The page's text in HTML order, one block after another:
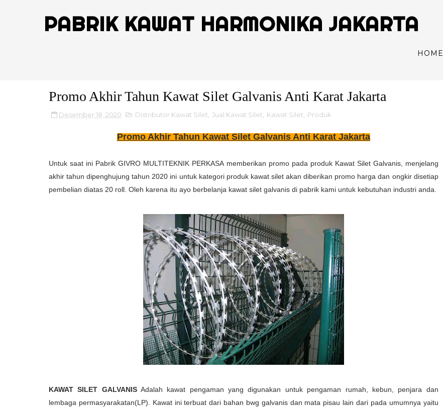
PABRIK KAWAT HARMONIKA JAKARTA
HOME
Promo Akhir Tahun Kawat Silet Galvanis Anti Karat Jakarta
Desember 18, 2020 Distributor Kawat Silet Jual Kawat Silet Kawat Silet Produk
Promo Akhir Tahun Kawat Silet Galvanis Anti Karat Jakarta
Untuk saat ini Pabrik GIVRO MULTITEKNIK PERKASA memberikan promo pada produk Kawat Silet Galvanis, menjelang
akhir tahun dipenghujung tahun 2020 ini untuk kategori produk kawat silet akan diberikan promo harga dan ongkir disetiap
pembelian diatas 20 roll. Oleh karena itu ayo berbelanja kawat silet galvanis di pabrik kami untuk kebutuhan industri anda.
KAWAT SILET GALVANISAdalah kawat pengaman yang digunakan untuk pengaman rumah, kebun, penjara dan
lembaga permasyarakatan(LP). Kawat ini terbuat dari bahan bwg galvanis dan mata pisau lain dari pada umumnya yaitu